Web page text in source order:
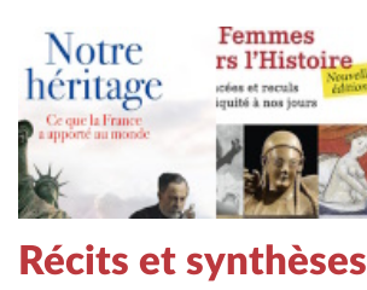
Récits et synthèses